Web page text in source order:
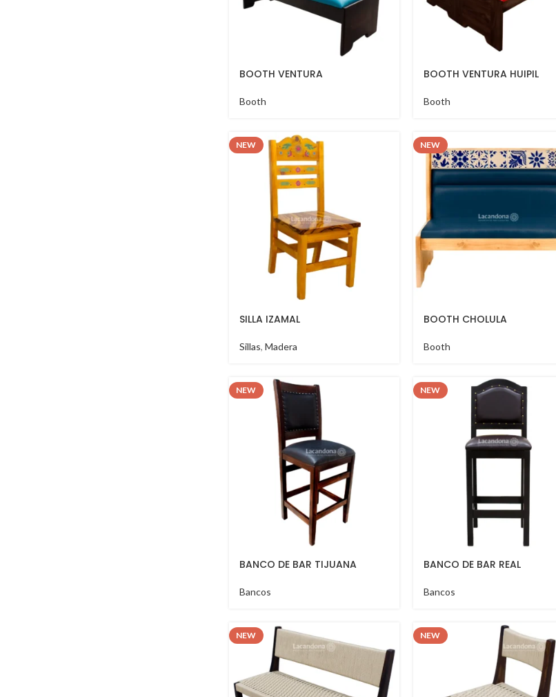
BOOTH VENTURA
Booth
BOOTH VENTURA HUIPIL
Booth
NEW
SILLA IZAMAL
Sillas, Madera
NEW
BOOTH CHOLULA
Booth
NEW
BANCO DE BAR TIJUANA
Bancos
NEW
BANCO DE BAR REAL
Bancos
NEW NEW